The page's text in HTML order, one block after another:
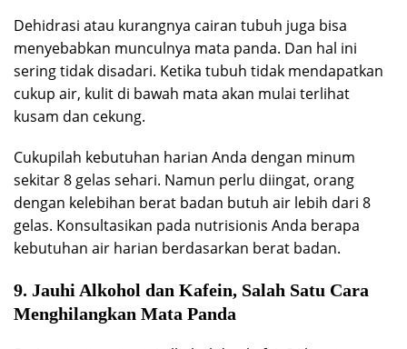
Dehidrasi atau kurangnya cairan tubuh juga bisa
menyebabkan munculnya mata panda. Dan hal ini
sering tidak disadari. Ketika tubuh tidak mendapatkan
cukup air, kulit di bawah mata akan mulai terlihat
kusam dan cekung.
Cukupilah kebutuhan harian Anda dengan minum
sekitar 8 gelas sehari. Namun perlu diingat, orang
dengan kelebihan berat badan butuh air lebih dari 8
gelas. Konsultasikan pada nutrisionis Anda berapa
kebutuhan air harian berdasarkan berat badan.
9. Jauhi Alkohol dan Kafein, Salah Satu Cara
Menghilangkan Mata Panda